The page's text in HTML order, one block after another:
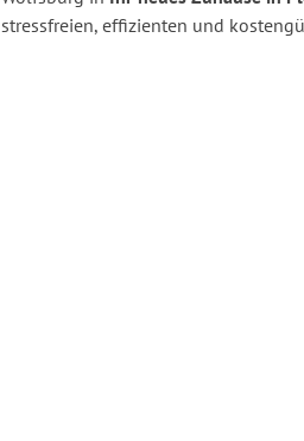
stressfreien, effizienten und